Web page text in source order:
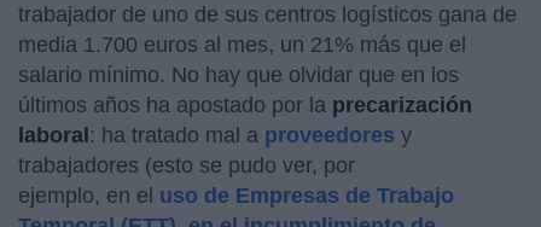
trabajador de uno de sus centros logísticos gana de
media 1.700 euros al mes, un 21% más que el
salario mínimo. No hay que olvidar que en los
últimos años ha apostado por la precarización
laboral: ha tratado mal a proveedores y
trabajadores (esto se pudo ver, por
ejemplo, en el uso de Empresas de Trabajo